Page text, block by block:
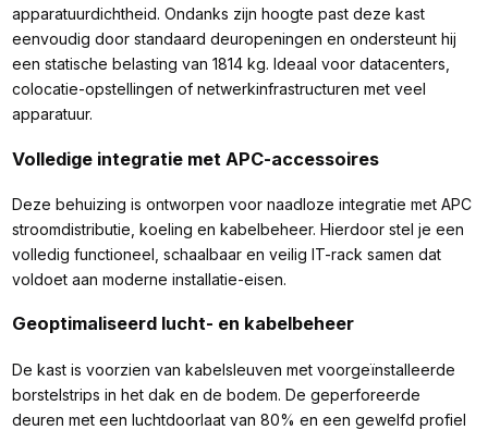
apparatuurdichtheid. Ondanks zijn hoogte past deze kast
eenvoudig door standaard deuropeningen en ondersteunt hij
een statische belasting van 1814 kg. Ideaal voor datacenters,
colocatie-opstellingen of netwerkinfrastructuren met veel
apparatuur.
Volledige integratie met APC-accessoires
Deze behuizing is ontworpen voor naadloze integratie met APC
stroomdistributie, koeling en kabelbeheer. Hierdoor stel je een
volledig functioneel, schaalbaar en veilig IT-rack samen dat
voldoet aan moderne installatie-eisen.
Geoptimaliseerd lucht- en kabelbeheer
De kast is voorzien van kabelsleuven met voorgeïnstalleerde
borstelstrips in het dak en de bodem. De geperforeerde
deuren met een luchtdoorlaat van 80% en een gewelfd profiel